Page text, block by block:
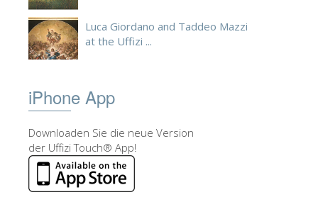
Luca Giordano and Taddeo Mazzi
at the Uffizi ...
iPhone App
Downloaden Sie die neue Version
der Uffizi Touch® App!